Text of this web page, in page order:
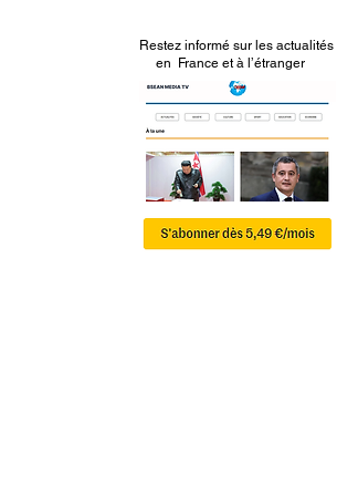
Restez informé sur les actualités
en France et à l’étranger